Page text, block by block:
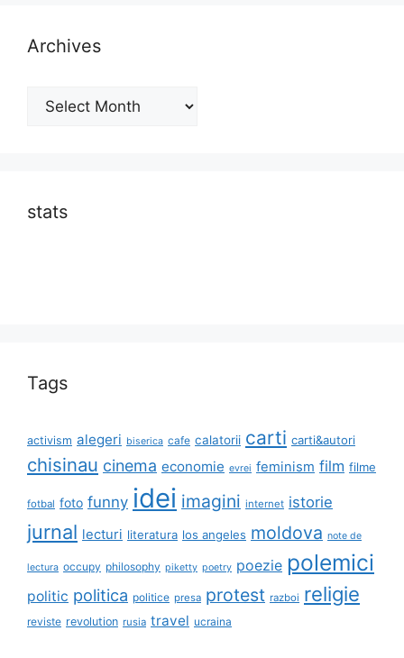
Archives
Archives
stats
Tags
activism alegeri biserica cafe calatorii carti carti&autori
chisinau cinema economie evrei feminism film filme
fotbal foto funny idei imagini internet istorie
jurnal lecturi literatura los angeles moldova note de
lectura occupy philosophy piketty poetry poezie polemici
politic politica politice presa protest razboi religie
reviste revolution rusia travel ucraina